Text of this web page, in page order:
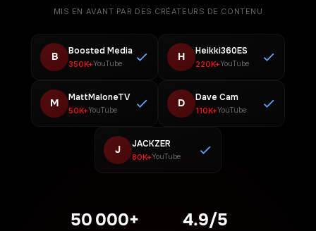
MIS EN AVANT PAR DES CRÉATEURS DE CONTENU
B Boosted Media
350K+YouTube
H Heikki360ES
220K+YouTube
M MattMaloneTV
50K+YouTube
D Dave Cam
110K+YouTube
J JACKZER
80K+YouTube
50 000+ 4.9/5